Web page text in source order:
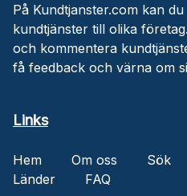
På Kundtjanster.com kan
kundtjänster till olika
och kommentera
få feedback och värna om
Links
Hem Om oss Sök
Länder
FAQ